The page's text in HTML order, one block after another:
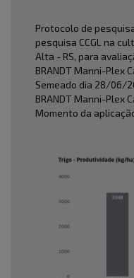
Protocolo de
pesquisa CCGL na
Alta - RS, para
BRANDT Manni-Plex
Semeado dia 28/06/
BRANDT Manni-Plex
Momento da